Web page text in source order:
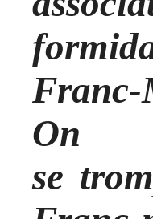
Franc-
On
se